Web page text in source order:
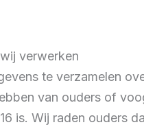
verwerken
te verzamelen
van ouders of
is. Wij raden ouders